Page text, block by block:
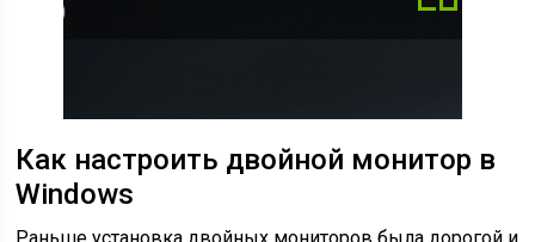
Как настроить двойной монитор в
Windows